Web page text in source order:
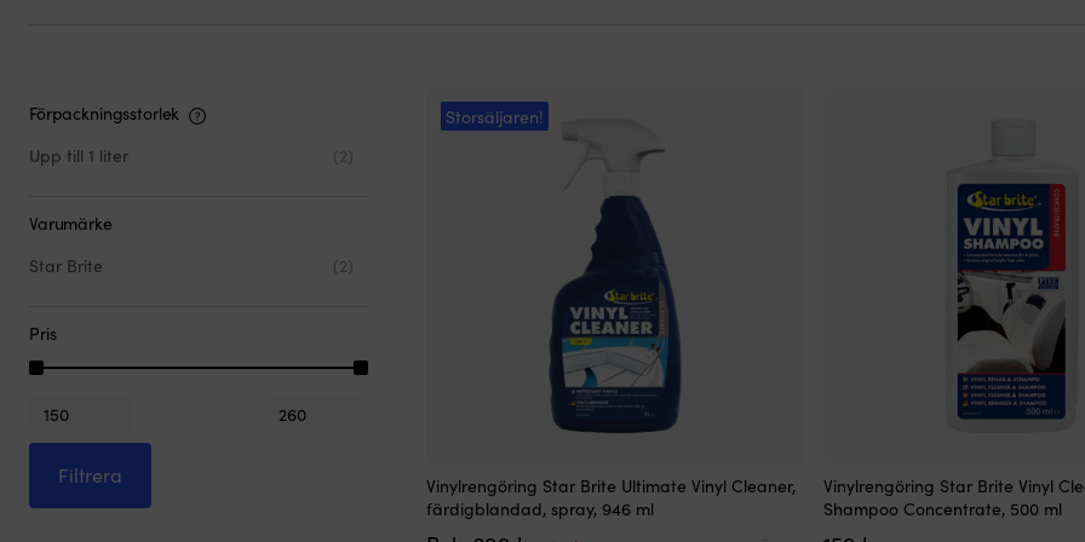
Förpackningsstorlek
Upp till 1 liter
(2)
Varumärke
Star Brite
(2)
Pris
Min
pris
Max
pris
Filtrera
Storsäljaren!
Vinylrengöring Star Brite Ultimate Vinyl Cleaner,
färdigblandad, spray, 946 ml
Vinylrengöring Star Brite Vinyl
Shampoo Concentrate, 500 ml